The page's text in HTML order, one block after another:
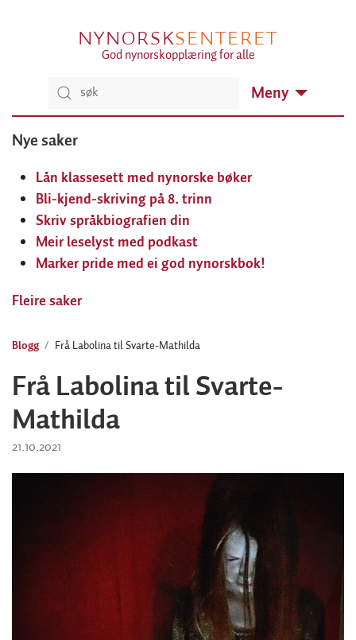
NYNORSKSENTERET
God nynorskopplæring for alle
Meny
Nye saker
Lån klassesett med nynorske bøker
Bli-kjend-skriving på 8. trinn
Skriv språkbiografien din
Meir leselyst med podkast
Marker pride med ei god nynorskbok!
Fleire saker
Blogg Frå Labolina til Svarte-Mathilda
Frå Labolina til Svarte-
Mathilda
21.10.2021